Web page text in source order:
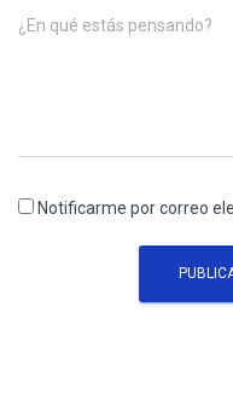
¿En qué estás pensando?
Notificarme por correo